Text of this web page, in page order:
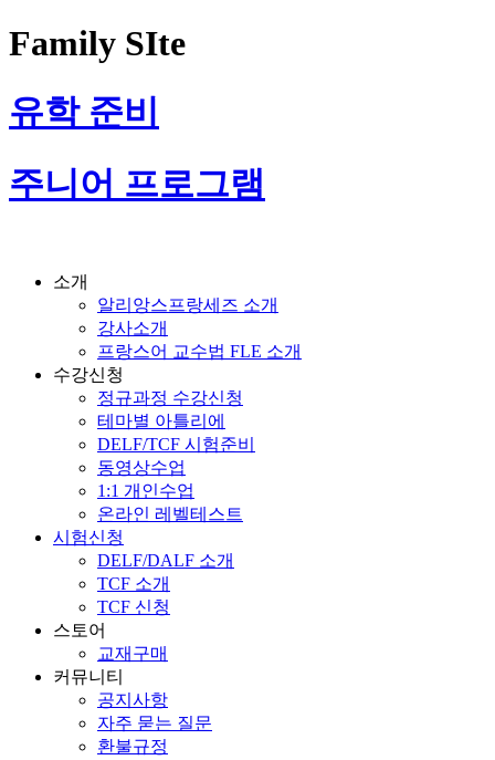
Family SIte
유학 준비
주니어 프로그램
소개
알리앙스프랑세즈 소개
강사소개
프랑스어 교수법 FLE 소개
수강신청
정규과정 수강신청
테마별 아틀리에
DELF/TCF 시험준비
동영상수업
1:1 개인수업
온라인 레벨테스트
시험신청
DELF/DALF 소개
TCF 소개
TCF 신청
스토어
교재구매
커뮤니티
공지사항
자주 묻는 질문
환불규정